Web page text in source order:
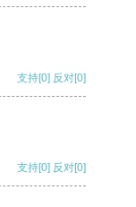
支持[0] 反对[0]
支持[0] 反对[0]